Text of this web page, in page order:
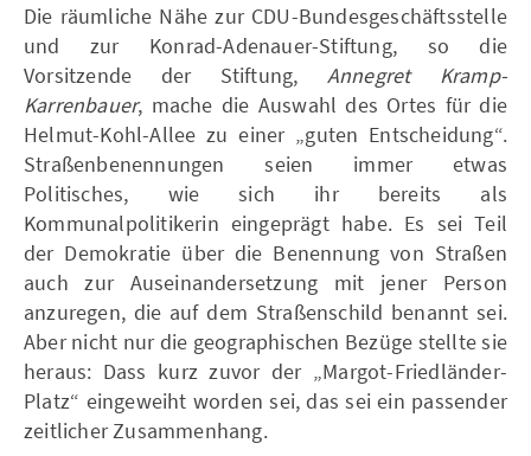
Die räumliche Nähe zur CDU-Bundesgeschäftsstelle
und zur Konrad-Adenauer-Stiftung, so die
Vorsitzende der Stiftung, Annegret Kramp-
Karrenbauer, mache die Auswahl des Ortes für die
Helmut-Kohl-Allee zu einer „guten Entscheidung“.
Straßenbenennungen seien immer etwas
Politisches, wie sich ihr bereits als
Kommunalpolitikerin eingeprägt habe. Es sei Teil
der Demokratie über die Benennung von Straßen
auch zur Auseinandersetzung mit jener Person
anzuregen, die auf dem Straßenschild benannt sei.
Aber nicht nur die geographischen Bezüge stellte sie
heraus: Dass kurz zuvor der „Margot-Friedländer-
Platz“ eingeweiht worden sei, das sei ein passender
zeitlicher Zusammenhang.